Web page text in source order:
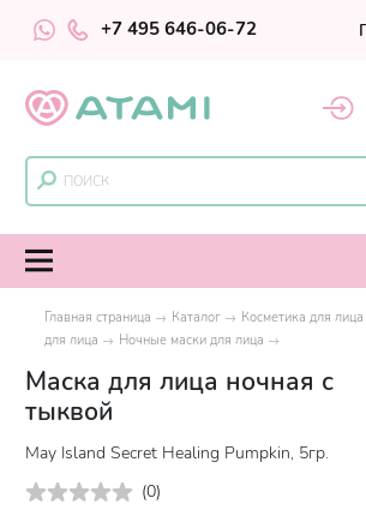
+7 495 646-06-72
Главная страница Каталог Косметика для лица
для лица
Ночные маски для лица
Маска для лица ночная с
тыквой
May Island Secret Healing Pumpkin, 5гр.
(0)